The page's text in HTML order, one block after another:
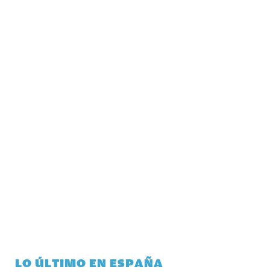
LO ÚLTIMO EN ESPAÑA